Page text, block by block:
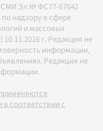
СМИ Эл № ФС77-67642
надзору в сфере
и массовых
г. Редакция не
информации,
Редакция не
соответствии с